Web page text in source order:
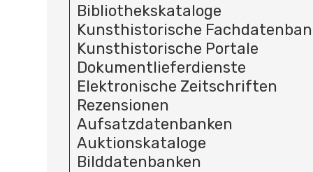
Bibliothekskataloge
Kunsthistorische
Kunsthistorische Portale
Dokumentlieferdienste
Elektronische Zeitschriften
Rezensionen
Aufsatzdatenbanken
Auktionskataloge
Bilddatenbanken